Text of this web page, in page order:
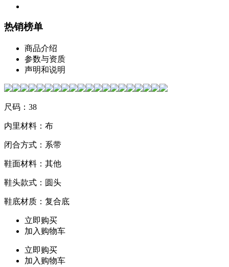
热销榜单
商品介绍
参数与资质
声明和说明
尺码：38
内里材料：布
闭合方式：系带
鞋面材料：其他
鞋头款式：圆头
鞋底材质：复合底
立即购买
加入购物车
立即购买
加入购物车